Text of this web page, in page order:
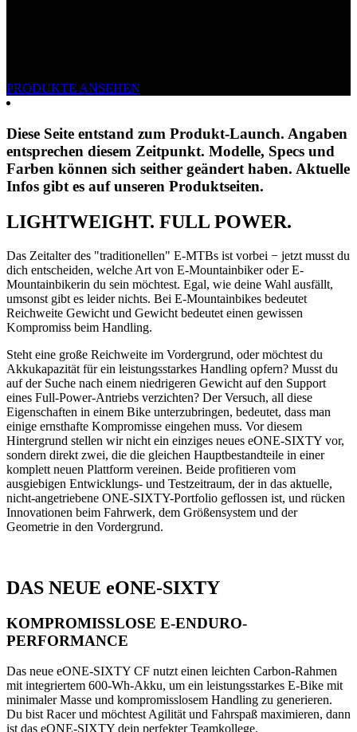
PRODUKTE ANSEHEN
Diese Seite entstand zum Produkt-Launch. Angaben
entsprechen diesem Zeitpunkt. Modelle, Specs und
Farben können sich seither geändert haben. Aktuelle
Infos gibt es auf unseren Produktseiten.
LIGHTWEIGHT. FULL POWER.
Das Zeitalter des "traditionellen" E-MTBs ist vorbei − jetzt musst du
dich entscheiden, welche Art von E-Mountainbiker oder E-
Mountainbikerin du sein möchtest. Egal, wie deine Wahl ausfällt,
umsonst gibt es leider nichts. Bei E-Mountainbikes bedeutet
Reichweite Gewicht und Gewicht bedeutet einen gewissen
Kompromiss beim Handling.
Steht eine große Reichweite im Vordergrund, oder möchtest du
Akkukapazität für ein leistungsstarkes Handling opfern? Musst du
auf der Suche nach einem niedrigeren Gewicht auf den Support
eines Full-Power-Antriebs verzichten? Der Versuch, all diese
Eigenschaften in einem Bike unterzubringen, bedeutet, dass man
einige ernsthafte Kompromisse eingehen muss. Vor diesem
Hintergrund stellen wir nicht ein einziges neues eONE-SIXTY vor,
sondern direkt zwei, die die gleichen Hauptbestandteile in einer
komplett neuen Plattform vereinen. Beide profitieren vom
ausgiebigen Entwicklungs- und Testzeitraum, der in das aktuelle,
nicht-angetriebene ONE-SIXTY-Portfolio geflossen ist, und rücken
Innovationen beim Fahrwerk, dem Größensystem und der
Geometrie in den Vordergrund.
DAS NEUE eONE-SIXTY
KOMPROMISSLOSE E-ENDURO-
PERFORMANCE
Das neue eONE-SIXTY CF nutzt einen leichten Carbon-Rahmen
mit integriertem 600-Wh-Akku, um ein leistungsstarkes E-Bike mit
minimaler Masse und kompromisslosem Handling zu generieren.
Du bist Racer und möchtest Agilität und Fahrspaß maximieren, dann
ist das eONE-SIXTY dein perfekter Teamkollege.